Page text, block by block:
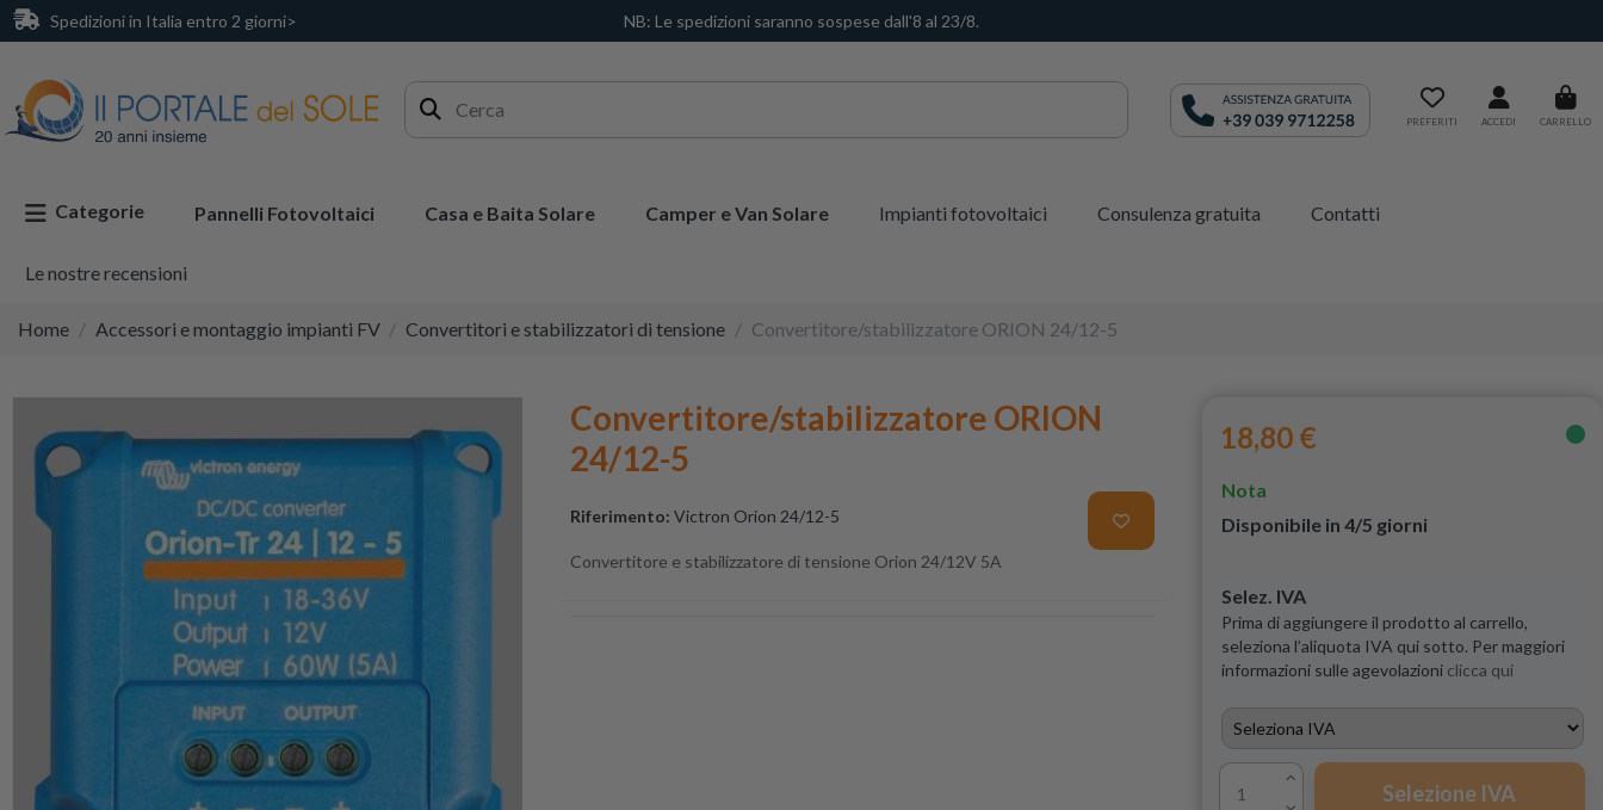
Spedizioni in Italia entro 2 giorni> NB: Le spedizioni saranno sospese dall'8 al 23/8.
PREFERITI ACCEDI CARRELLO
Categorie Pannelli Fotovoltaici Casa e Baita Solare Camper e Van Solare Impianti fotovoltaici Consulenza gratuita Contatti
Le nostre recensioni
Home Accessori e montaggio impianti FV Convertitori e stabilizzatori di tensione Convertitore/stabilizzatore ORION 24/12-5
Convertitore/stabilizzatore ORION
24/12-5
Riferimento: Victron Orion 24/12-5
Convertitore e stabilizzatore di tensione Orion 24/12V 5A
18,80 €
Nota
Disponibile in 4/5 giorni
Selez. IVA
Prima di aggiungere il prodotto al carrello,
seleziona l’aliquota IVA qui sotto. Per maggiori
informazioni sulle agevolazioni clicca qui
Selezione IVA